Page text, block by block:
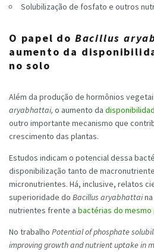
Solubilização de fosfato e outros
O papel do Bacillus
aumento da
no solo
Além da produção de hormônios
aryabhattai, o aumento da
outro importante mecanismo que
crescimento das plantas.
Estudos indicam o potencial dessa
disponibilização tanto de
micronutrientes. Há, inclusive, relatos
superioridade do Bacillus aryabhattai
nutrientes frente a bactérias do mesmo
No trabalho Potential of phosphate
improving growth and nutrient uptake in